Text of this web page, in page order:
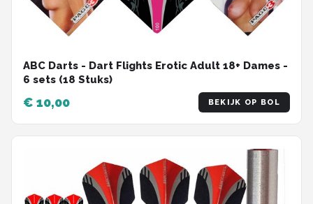
ABC Darts - Dart Flights Erotic Adult 18+ Dames -
6 sets (18 Stuks)
€ 10,00 BEKIJK OP BOL